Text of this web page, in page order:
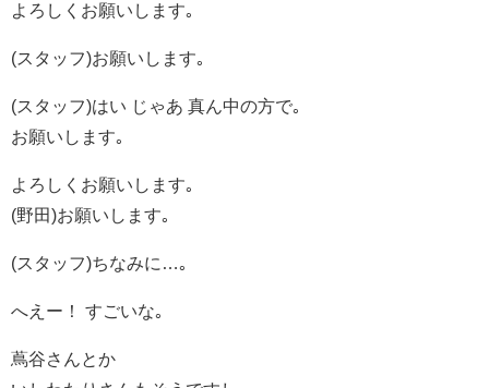
よろしくお願いします｡
(スタッフ)お願いします｡
(スタッフ)はい じゃあ 真ん中の方で｡
お願いします｡
よろしくお願いします｡
(野田)お願いします｡
(スタッフ)ちなみに…｡
へえー！ すごいな｡
蔦谷さんとか